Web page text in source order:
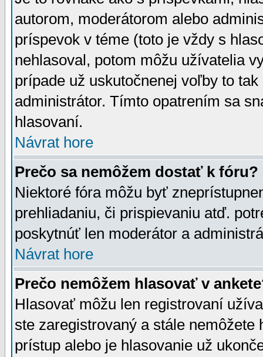
autorom, moderátorom alebo
príspevok v téme (toto je vždy s
nehlasoval, potom môžu užívatelia
prípade už uskutočnenej voľby to
administrátor. Tímto opatrením sa
hlasovaní.
Návrat hore
Prečo sa nemôžem dostať k fóru?
Niektoré fóra môžu byť
prehliadaniu, či prispievaniu atď.
poskytnúť len moderátor a
Návrat hore
Prečo nemôžem hlasovať v
Hlasovať môžu len registrovaní
ste zaregistrovaný a stále
prístup alebo je hlasovanie už